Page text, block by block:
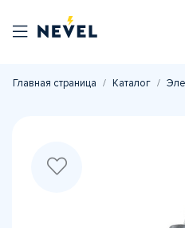
Главная страница Каталог